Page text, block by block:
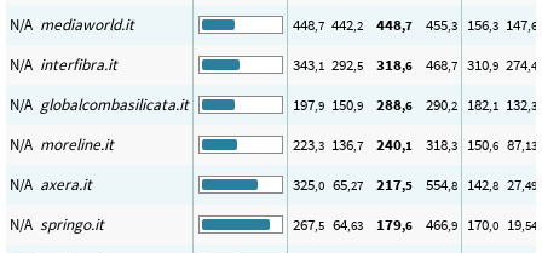
N/A mediaworld.it 448,7 442,2 448,7 455,3 156,3 147,6
N/A interfibra.it 343,1 292,5 318,6 468,7 310,9 274,4
N/A globalcombasilicata.it 197,9 150,9 288,6 290,2 182,1 132,3
N/A moreline.it 223,3 136,7 240,1 318,3 150,6 87,13
N/A axera.it 325,0 65,27 217,5 554,8 142,8 27,49
N/A springo.it 267,5 64,63 179,6 466,9 170,0 19,54